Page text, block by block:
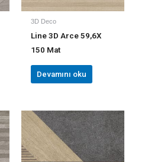
3D Deco
Line 3D Arce 59,6X
150 Mat
Devamını oku